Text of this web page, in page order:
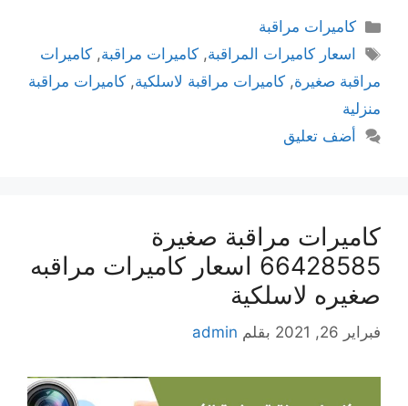
كاميرات مراقبة
اسعار كاميرات المراقبة,كاميرات مراقبة,كاميرات
مراقبة صغيرة, كاميرات مراقبة لاسلكية, كاميرات مراقبة
منزلية
أضف تعليق
كاميرات مراقبة صغيرة
66428585 اسعار كاميرات مراقبه
صغيره لاسلكية
فبراير 26, 2021 بقلم admin